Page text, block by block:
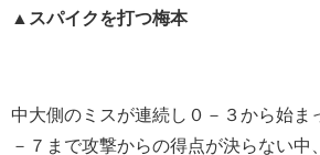
▲スパイクを打つ梅本
中大側のミスが連続し０－３から始ま
－７まで攻撃からの得点が決らない中